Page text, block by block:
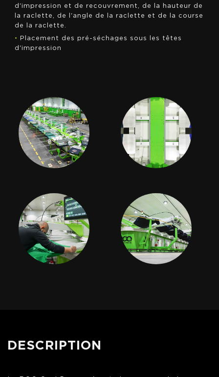
d'impression et de recouvrement, de la hauteur de
la raclette, de l'angle de la raclette et de la course
de la raclette.
•
Placement des pré-séchages sous les têtes
d'impression
DESCRIPTION